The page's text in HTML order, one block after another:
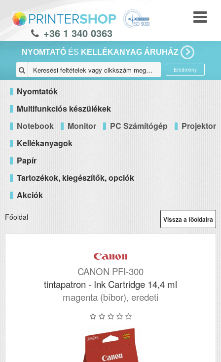
+36 1 340 0363
NYOMTATÓ ÉS KELLÉKANYAG ÁRUHÁZ
Eredmény
Nyomtatók
Multifunkciós készülékek
Notebook
Monitor PC Számítógép
Projektor
Kellékanyagok
Papír
Tartozékok, kiegészítők, opciók
Akciók
Vissza a főoldalra
Főoldal
CANON PFI-300
tintapatron - Ink Cartridge 14,4 ml
magenta (bíbor), eredeti